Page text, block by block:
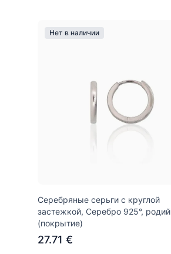
Нет в наличии
Серебряные серьги с круглой
застежкой, Серебро 925°, родий
(покрытие)
27.71 €